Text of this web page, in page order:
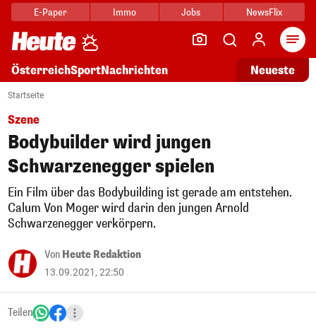
E-Paper Immo Jobs NewsFlix
ÖsterreichSportNachrichten Neueste
Startseite
Szene
Bodybuilder wird jungen
Schwarzenegger spielen
Ein Film über das Bodybuilding ist gerade am entstehen.
Calum Von Moger wird darin den jungen Arnold
Schwarzenegger verkörpern.
Von Heute Redaktion
13.09.2021, 22:50
Teilen